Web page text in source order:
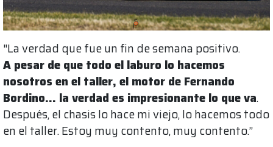
"La verdad que fue un fin de semana positivo.
A pesar de que todo el laburo lo hacemos
nosotros en el taller, el motor de Fernando
Bordino... la verdad es impresionante lo que va.
Después, el chasis lo hace mi viejo, lo hacemos todo
en el taller. Estoy muy contento, muy contento.”